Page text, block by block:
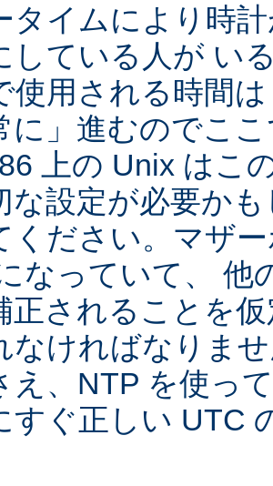
タイムにより時
している人が い
使用される時間
に」進むのでこ
上の Unix はこ
な設定が必要か
ください。マザ
なっていて、 他
正されることを
なければなりま
え、NTP を使っ
すぐ正しい UTC